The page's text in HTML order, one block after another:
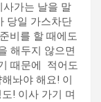
사가는 날을 말
당일 가스차단
비를 할 때에도
해두지 않으면
때문에 ​ 적어도
놔야 해요! 이
! 이사 가기 며